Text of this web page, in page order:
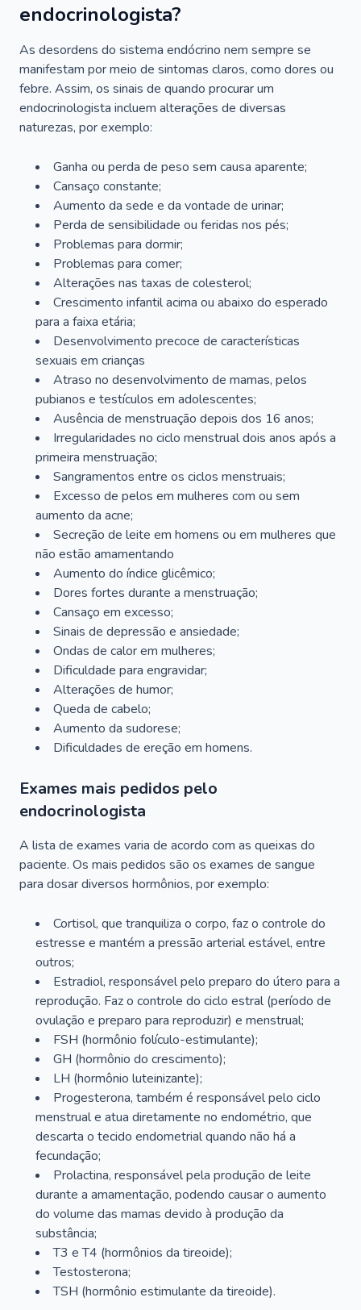
endocrinologista?
As desordens do sistema endócrino nem sempre se
manifestam por meio de sintomas claros, como dores ou
febre. Assim, os sinais de quando procurar um
endocrinologista incluem alterações de diversas
naturezas, por exemplo:
Ganha ou perda de peso sem causa aparente;
Cansaço constante;
Aumento da sede e da vontade de urinar;
Perda de sensibilidade ou feridas nos pés;
Problemas para dormir;
Problemas para comer;
Alterações nas taxas de colesterol;
Crescimento infantil acima ou abaixo do esperado
para a faixa etária;
Desenvolvimento precoce de características
sexuais em crianças
Atraso no desenvolvimento de mamas, pelos
pubianos e testículos em adolescentes;
Ausência de menstruação depois dos 16 anos;
Irregularidades no ciclo menstrual dois anos após a
primeira menstruação;
Sangramentos entre os ciclos menstruais;
Excesso de pelos em mulheres com ou sem
aumento da acne;
Secreção de leite em homens ou em mulheres que
não estão amamentando
Aumento do índice glicêmico;
Dores fortes durante a menstruação;
Cansaço em excesso;
Sinais de depressão e ansiedade;
Ondas de calor em mulheres;
Dificuldade para engravidar;
Alterações de humor;
Queda de cabelo;
Aumento da sudorese;
Dificuldades de ereção em homens.
Exames mais pedidos pelo
endocrinologista
A lista de exames varia de acordo com as queixas do
paciente. Os mais pedidos são os exames de sangue
para dosar diversos hormônios, por exemplo:
Cortisol, que tranquiliza o corpo, faz o controle do
estresse e mantém a pressão arterial estável, entre
outros;
Estradiol, responsável pelo preparo do útero para a
reprodução. Faz o controle do ciclo estral (período de
ovulação e preparo para reproduzir) e menstrual;
FSH (hormônio folículo-estimulante);
GH (hormônio do crescimento);
LH (hormônio luteinizante);
Progesterona, também é responsável pelo ciclo
menstrual e atua diretamente no endométrio, que
descarta o tecido endometrial quando não há a
fecundação;
Prolactina, responsável pela produção de leite
durante a amamentação, podendo causar o aumento
do volume das mamas devido à produção da
substância;
T3 e T4 (hormônios da tireoide);
Testosterona;
TSH (hormônio estimulante da tireoide).